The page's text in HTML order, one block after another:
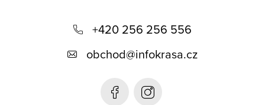
+420 256 256 556
obchod@infokrasa.cz